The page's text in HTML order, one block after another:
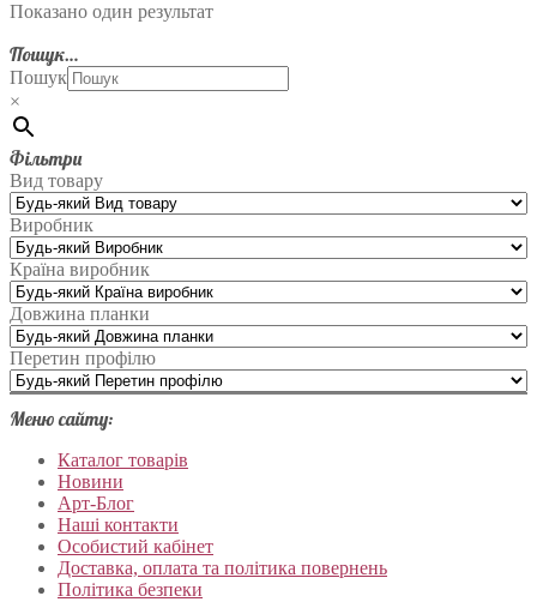
Показано один результат
Пошук…
Пошук
×
Фільтри
Вид товару
Виробник
Країна виробник
Довжина планки
Перетин профілю
Меню сайту:
Каталог товарів
Новини
Арт-Блог
Наші контакти
Особистий кабінет
Доставка, оплата та політика повернень
Політика безпеки